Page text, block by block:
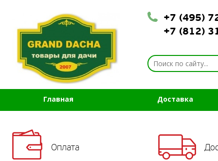
+7 (495)
+7 (812)
Главная Доставка
Оплата